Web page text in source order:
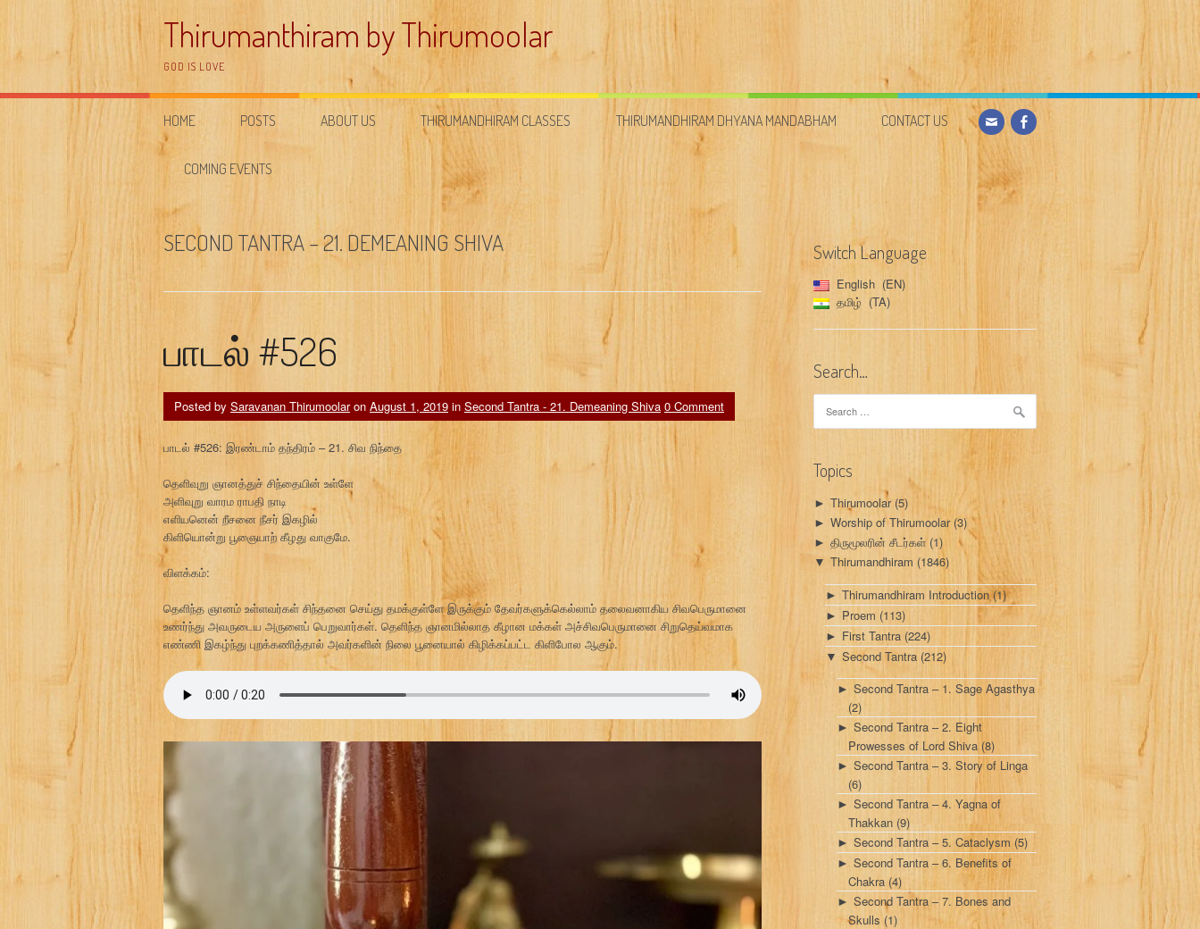
Thirumanthiram by Thirumoolar
GOD IS LOVE
HOME POSTS ABOUT US THIRUMANDHIRAM CLASSES THIRUMANDHIRAM DHYANA MANDABHAM CONTACT US
COMING EVENTS
SECOND TANTRA – 21. DEMEANING SHIVA
பாடல் #526
Posted by Saravanan Thirumoolaron August 1, 2019 in Second Tantra - 21. Demeaning Shiva 0 Comment
பாடல் #526: இரண்டாம் தந்திரம் – 21. சிவ நிந்தை
தெளிவுறு ஞானத்துச் சிந்தையின் உள்ளே
அளிவுறு வாரம ராபதி நாடி
எளியனென் றீசனை நீசர் இகழில்
கிளியொன்று பூஞையாற் கீழது வாகுமே.
விளக்கம்:
தெளிந்த ஞானம் உள்ளவர்கள் சிந்தனை செய்து தமக்குள்ளே இருக்கும் தேவர்களுக்கெல்லாம் தலைவனாகிய சிவபெருமானை
உணர்ந்து அவருடைய அருளைப் பெறுவார்கள். தெளிந்த ஞானமில்லாத கீழான மக்கள் அச்சிவபெருமானை சிறுதெய்வமாக
எண்ணி இகழ்ந்து புறக்கணித்தால் அவர்களின் நிலை பூனையால் கிழிக்கப்பட்ட கிளிபோல ஆகும்.
Switch Language
English
EN
தமிழ்
TA
Search…
for:
Topics
► Thirumoolar(5)
► Worship of Thirumoolar(3)
► திருமூலரின் சீடர்கள் (1)
▼ Thirumandhiram (1846)
► Thirumandhiram Introduction(1)
► Proem (113)
► First Tantra (224)
▼ Second Tantra (212)
► Second Tantra – 1. Sage Agasthya
(2)
► Second Tantra – 2. Eight
Prowesses of Lord Shiva (8)
► Second Tantra – 3. Story of Linga
(6)
► Second Tantra – 4. Yagna of
Thakkan (9)
► Second Tantra – 5. Cataclysm (5)
► Second Tantra – 6. Benefits of
Chakra(4)
► Second Tantra – 7. Bones and
Skulls (1)